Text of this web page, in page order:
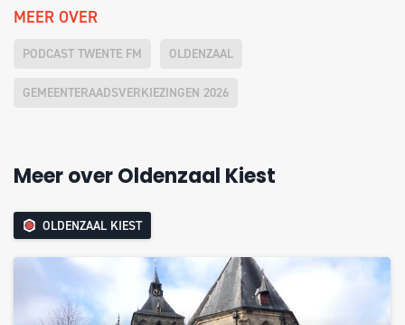
MEER OVER
PODCAST TWENTE FM OLDENZAAL
GEMEENTERAADSVERKIEZINGEN 2026
Meer over Oldenzaal Kiest
OLDENZAAL KIEST